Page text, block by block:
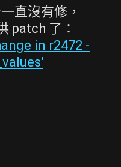
直沒有修，
patch 了：
in r2472 -